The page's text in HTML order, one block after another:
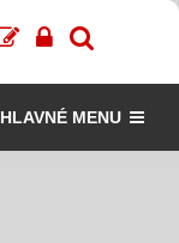
HLAVNÉ MENU